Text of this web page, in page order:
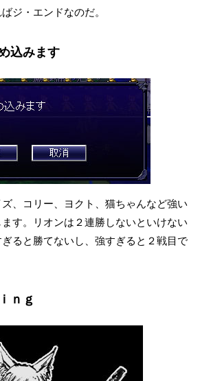
ジ・エンドなのだ。
込みます
、コリー、ヨクト、猫ちゃんなど強い
す。リオンは２連勝しないといけない
ると勝てないし、強すぎると２戦目で
ｎｇ